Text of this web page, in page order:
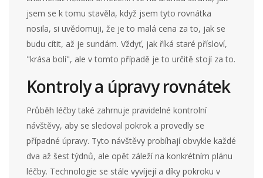
jsem se k tomu stavěla, když jsem tyto rovnátka
nosila, si uvědomuji, že je to malá cena za to, jak se
budu cítit, až je sundám. Vždyť, jak říká staré přísloví,
"krása bolí", ale v tomto případě je to určitě stojí za to.
Kontroly a úpravy rovnátek
Průběh léčby také zahrnuje pravidelné kontrolní
návštěvy, aby se sledoval pokrok a provedly se
případné úpravy. Tyto návštěvy probíhají obvykle každé
dva až šest týdnů, ale opět záleží na konkrétním plánu
léčby. Technologie se stále vyvíjejí a díky pokroku v